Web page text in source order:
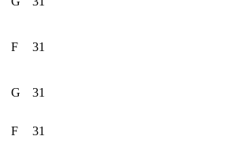
F 31
G 31
F 31